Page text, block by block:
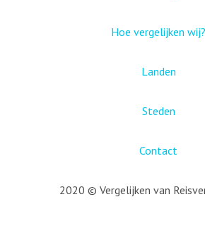
Hoe vergelijken wij?
Landen
Steden
Contact
2020 © Vergelijken van